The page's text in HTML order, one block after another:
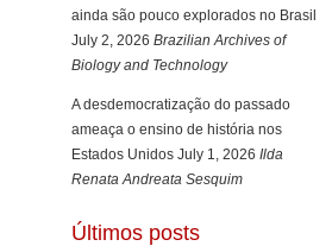
ainda são pouco explorados no Brasil
July 2, 2026 Brazilian Archives of
Biology and Technology
A desdemocratização do passado
ameaça o ensino de história nos
Estados Unidos July 1, 2026 Ilda
Renata Andreata Sesquim
Últimos posts